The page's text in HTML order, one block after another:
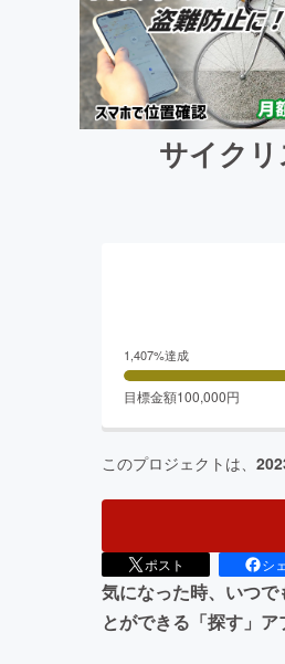
サイク
1,407%達成
目標金額100,000円
このプロジェクトは、
ポスト シ
気になった時、いつ
とができる「探す」